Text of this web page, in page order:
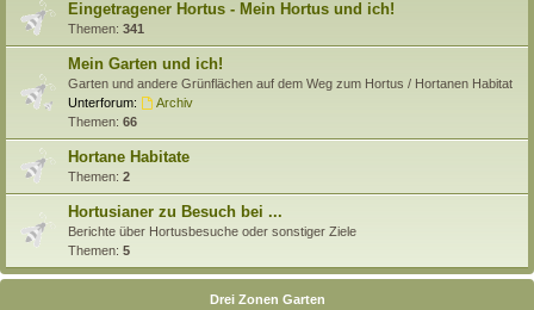
Eingetragener Hortus - Mein Hortus und ich!
Themen: 341
Mein Garten und ich!
Garten und andere Grünflächen auf dem Weg zum Hortus / Hortanen Habitat
Unterforum:
Archiv
Themen: 66
Hortane Habitate
Themen: 2
Hortusianer zu Besuch bei ...
Berichte über Hortusbesuche oder sonstiger Ziele
Themen: 5
Drei Zonen Garten